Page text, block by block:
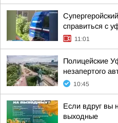
справиться с
11:01
Полицейские
незапертого
10:45
Если вдруг вы
выходные